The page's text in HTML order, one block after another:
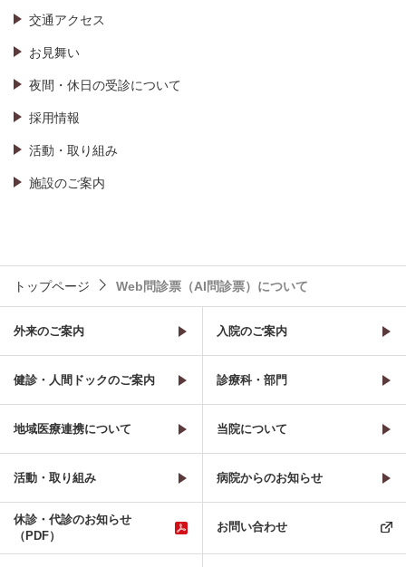
交通アクセス
お見舞い
夜間・休日の受診について
採用情報
活動・取り組み
施設のご案内
トップページ Web問診票（AI問診票）について
外来のご案内 入院のご案内
健診・人間ドックのご案内 診療科・部門
地域医療連携について 当院について
活動・取り組み 病院からのお知らせ
休診・代診のお知らせ
（PDF）
お問い合わせ